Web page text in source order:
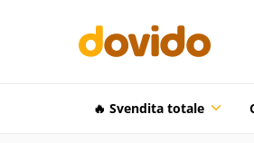
🔥 Svendita totale